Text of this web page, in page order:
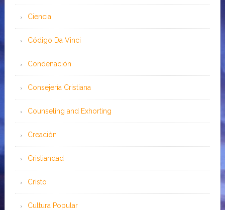
Ciencia
Código Da Vinci
Condenación
Consejería Cristiana
Counseling and Exhorting
Creación
Cristiandad
Cristo
Cultura Popular